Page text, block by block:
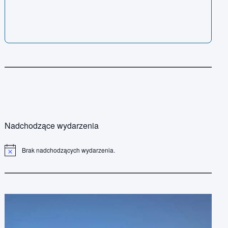
Nadchodzące wydarzenia
P
d
Brak nadchodzących wydarzenia.